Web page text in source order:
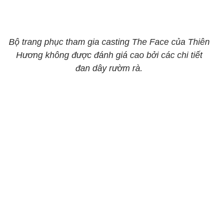
Bộ trang phục tham gia casting The Face của Thiên
Hương không được đánh giá cao bởi các chi tiết
đan dây rườm rà.